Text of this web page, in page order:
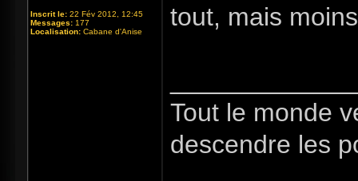
Inscrit le: 22 Fév 2012, 12:45
Messages: 177
Localisation: Cabane d'Anise
tout, mais
Tout le monde
descendre les